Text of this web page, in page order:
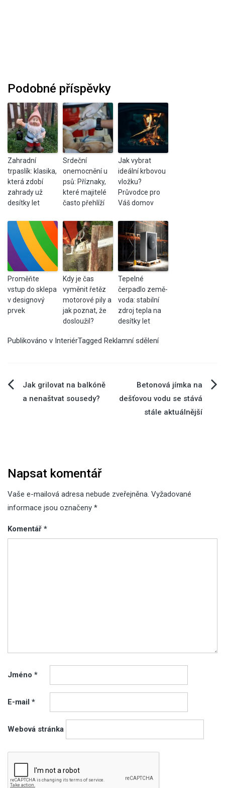
Podobné příspěvky
Zahradní
trpaslík: klasika,
která zdobí
zahrady už
desítky let
Srdeční
onemocnění u
psů: Příznaky,
které majitelé
často přehlíží
Jak vybrat
ideální krbovou
vložku?
Průvodce pro
Váš domov
Proměňte
vstup do sklepa
v designový
prvek
Kdy je čas
vyměnit řetěz
motorové pily a
jak poznat, že
dosloužil?
Tepelné
čerpadlo země-
voda: stabilní
zdroj tepla na
desítky let
Publikováno v InteriérTagged Reklamní sdělení
Navigace
Jak grilovat na balkóně
a nenaštvat sousedy?
Betonová jímka na
dešťovou vodu se stává
stále aktuálnější
Napsat komentář
Vaše e-mailová adresa nebude zveřejněna. Vyžadované
informace jsou označeny *
Komentář *
Jméno *
E-mail *
Webová stránka